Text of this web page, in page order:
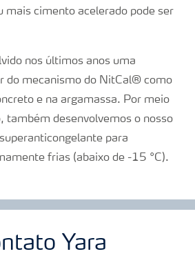
mais cimento acelerado pode ser
nos últimos anos uma
do mecanismo do NitCal® como
e na argamassa. Por meio
também desenvolvemos o nosso
para
frias (abaixo de -15 °C).
Yara